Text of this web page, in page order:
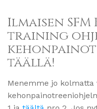
Ilmaisen
training
täällä!
Menemme jo kolmatta